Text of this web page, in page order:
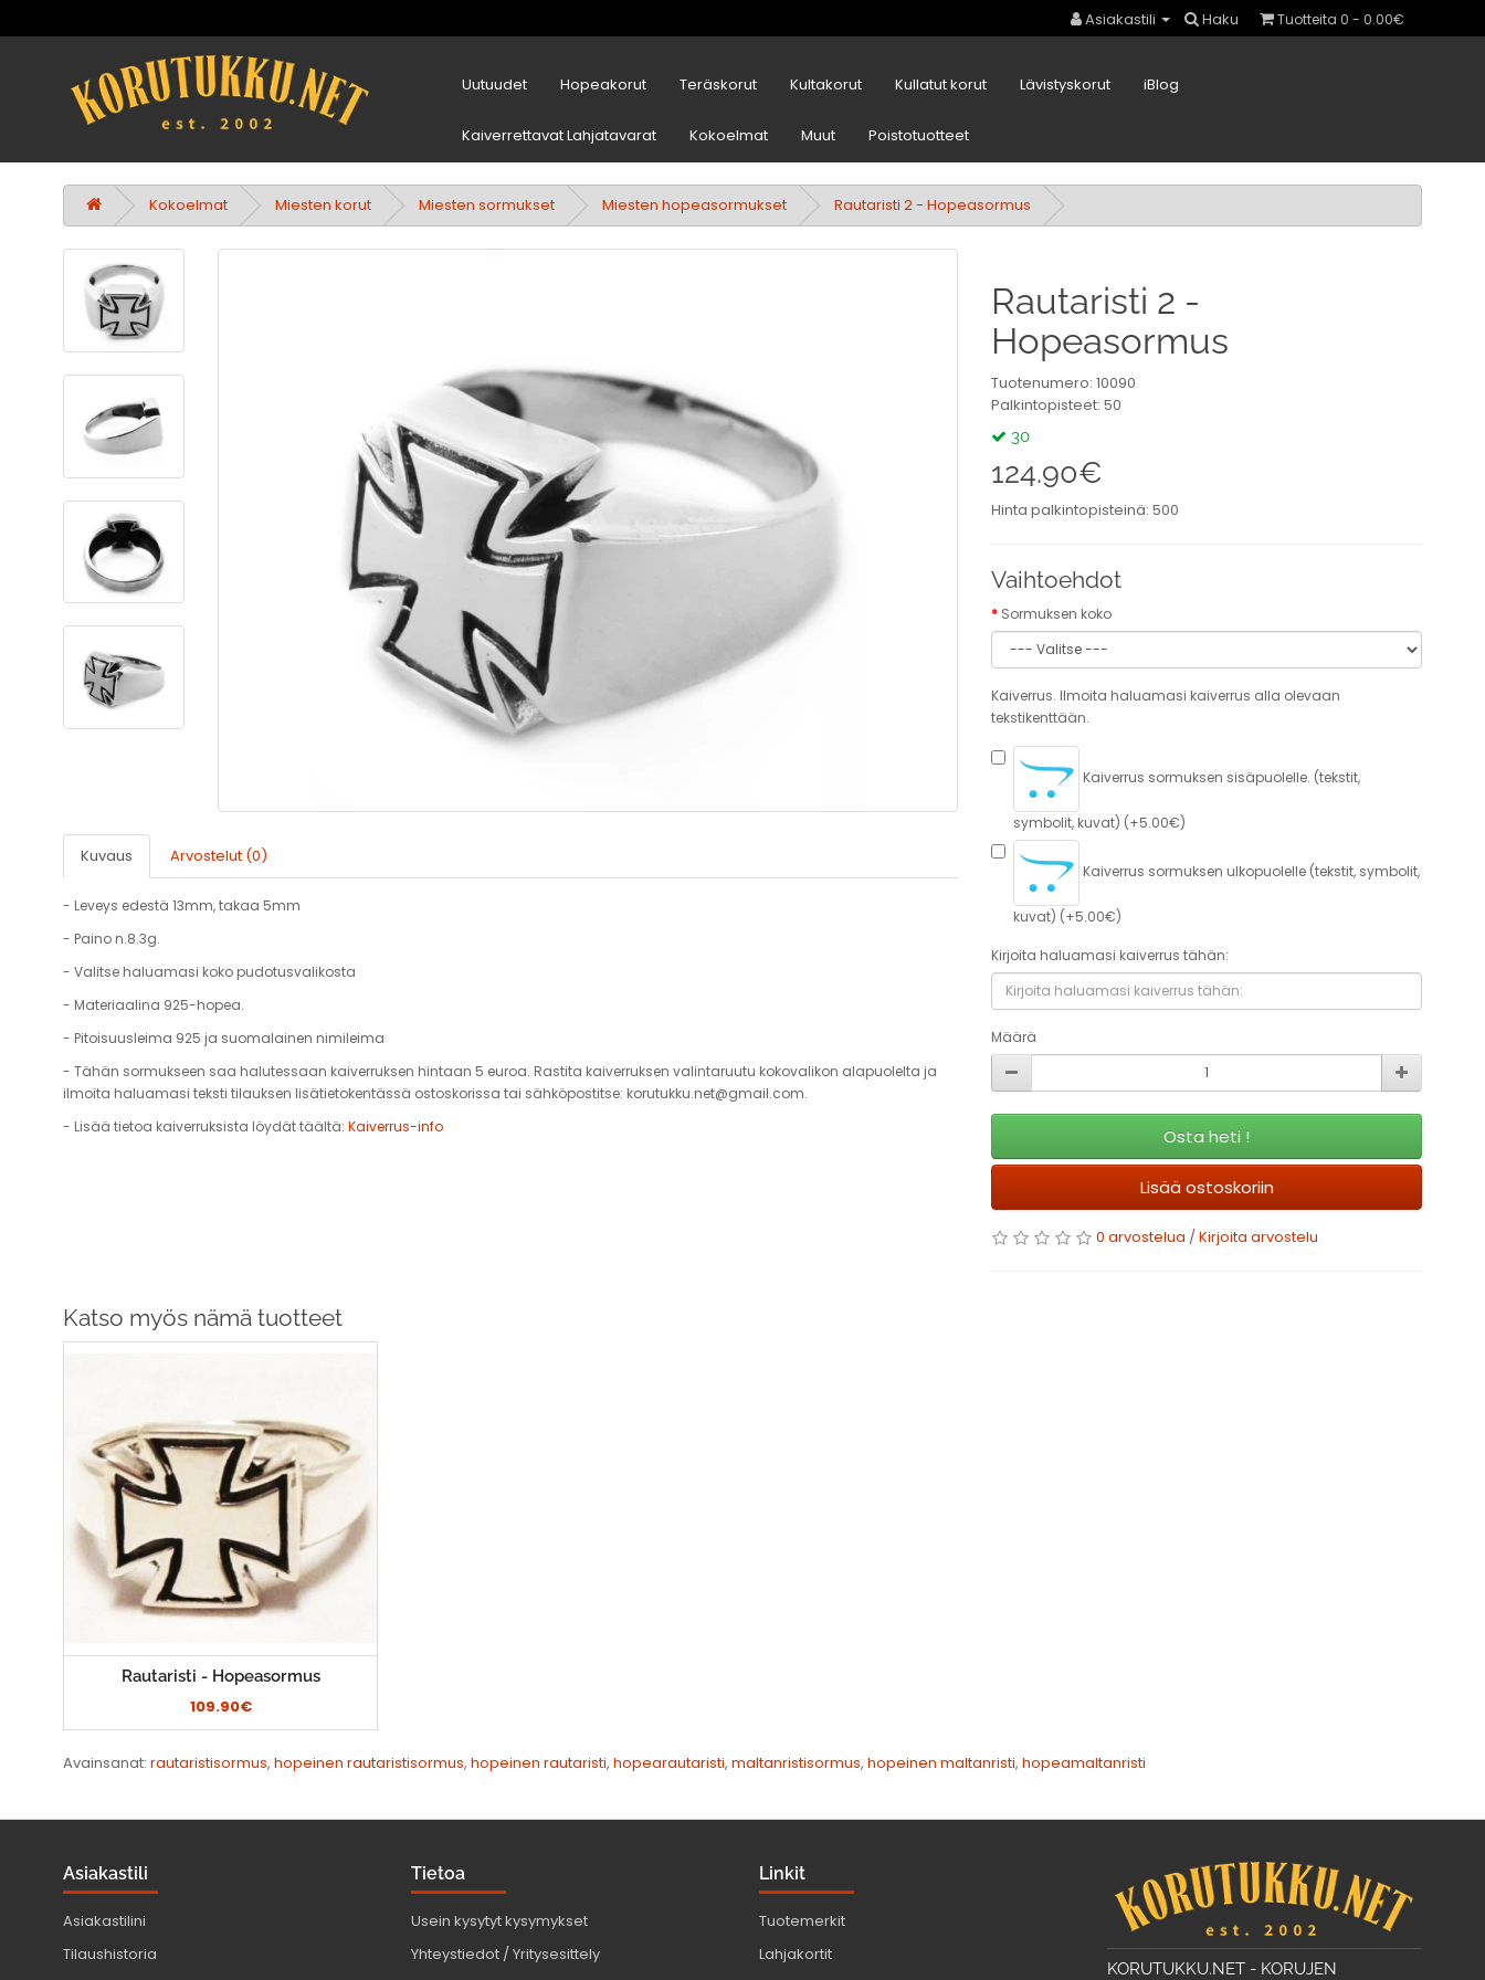
Asiakastili Haku Tuotteita 0 - 0.00€
Uutuudet Hopeakorut Teräskorut Kultakorut Kullatut korut Lävistyskorut iBlog
Kaiverrettavat Lahjatavarat Kokoelmat Muut Poistotuotteet
Kokoelmat Miesten korut Miesten sormukset Miesten hopeasormukset Rautaristi 2 - Hopeasormus
Kuvaus Arvostelut (0)
- Leveys edestä 13mm, takaa 5mm
- Paino n.8.3g.
- Valitse haluamasi koko pudotusvalikosta
- Materiaalina 925-hopea.
- Pitoisuusleima 925 ja suomalainen nimileima
- Tähän sormukseen saa halutessaan kaiverruksen hintaan 5 euroa. Rastita kaiverruksen valintaruutu kokovalikon alapuolelta ja
ilmoita haluamasi teksti tilauksen lisätietokentässä ostoskorissa tai sähköpostitse: korutukku.net@gmail.com.
- Lisää tietoa kaiverruksista löydät täältä: Kaiverrus-info
Rautaristi 2 -
Hopeasormus
Tuotenumero: 10090
Palkintopisteet: 50
30
124.90€
Hinta palkintopisteinä: 500
Vaihtoehdot
Sormuksen koko
Kaiverrus. Ilmoita haluamasi kaiverrus alla olevaan
tekstikenttään.
Kaiverrus sormuksen sisäpuolelle. (tekstit,
symbolit, kuvat) (+5.00€)
Kaiverrus sormuksen ulkopuolelle (tekstit, symbolit,
kuvat) (+5.00€)
Kirjoita haluamasi kaiverrus tähän:
Määrä
Osta heti !
Lisää ostoskoriin
0 arvostelua / Kirjoita arvostelu
Katso myös nämä tuotteet
Rautaristi - Hopeasormus
109.90€
Avainsanat: rautaristisormus, hopeinen rautaristisormus, hopeinen rautaristi, hopearautaristi, maltanristisormus, hopeinen maltanristi, hopeamaltanristi
Asiakastili
Asiakastilini
Tilaushistoria
Tietoa
Usein kysytyt kysymykset
Yhteystiedot / Yritysesittely
Linkit
Tuotemerkit
Lahjakortit
KORUTUKKU.NET - KORUJEN